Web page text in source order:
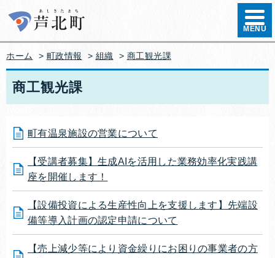
ハンバ
MENU
ホーム > 町政情報 > 組織 > 商工観光課
商工観光課
町有温泉施設の営業について
【受講者募集】生成AIを活用した業務効率化実践講
座を開催します！
【設備投資による生産性向上を支援します】先端設
備等導入計画の認定申請について
【売上減少等により資金繰りにお困りの事業者の方